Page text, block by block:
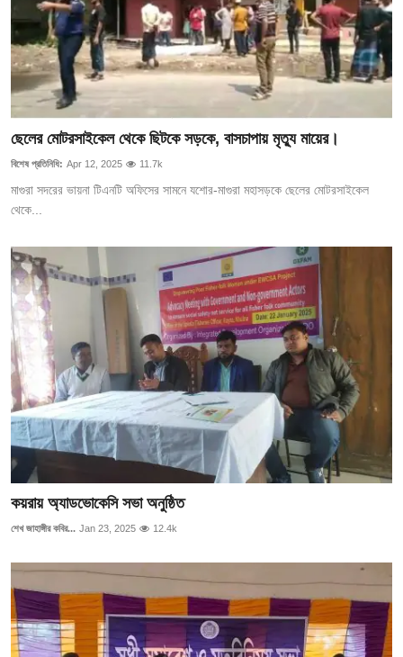
চাকরি
ছেলের মোটরসাইকেল থেকে ছিটকে সড়কে, বাসচাপায় মৃত্যু মায়ের।
বিশেষ প্রতিনিধি: Apr 12, 2025 11.7k
মাগুরা সদরের ভায়না টিএনটি অফিসের সামনে যশোর-মাগুরা মহাসড়কে ছেলের মোটরসাইকেল
থেকে...
কয়রায় অ্যাডভোকেসি সভা অনুষ্ঠিত
শেখ জাহাঙ্গীর কবির... Jan 23, 2025 12.4k